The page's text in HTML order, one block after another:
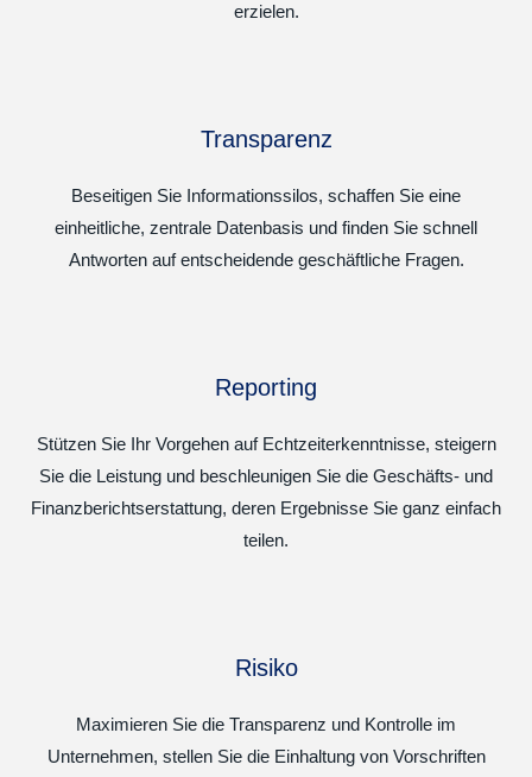
erzielen.
Transparenz
Beseitigen Sie Informationssilos, schaffen Sie eine
einheitliche, zentrale Datenbasis und finden Sie schnell
Antworten auf entscheidende geschäftliche Fragen.
Reporting
Stützen Sie Ihr Vorgehen auf Echtzeiterkenntnisse, steigern
Sie die Leistung und beschleunigen Sie die Geschäfts- und
Finanzberichtserstattung, deren Ergebnisse Sie ganz einfach
teilen.
Risiko
Maximieren Sie die Transparenz und Kontrolle im
Unternehmen, stellen Sie die Einhaltung von Vorschriften